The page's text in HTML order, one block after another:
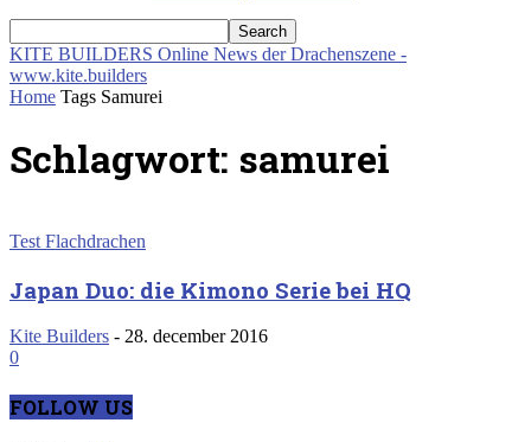
KITE BUILDERS Online News der Drachenszene -
www.kite.builders
Home Tags Samurei
Schlagwort: samurei
Test Flachdrachen
Japan Duo: die Kimono Serie bei HQ
Kite Builders - 28. december 2016
0
FOLLOW US